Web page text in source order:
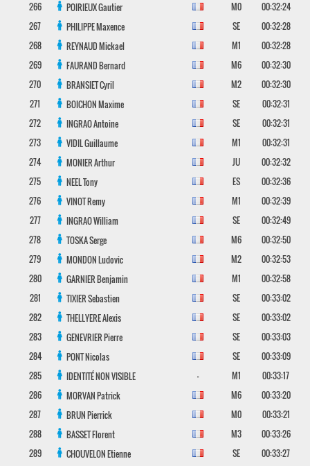
266
POIRIEUXGautier M0
00:32:24
267
PHILIPPEMaxence SE
00:32:28
268
REYNAUDMickael M1
00:32:28
269
FAURANDBernard M6
00:32:30
270
BRANSIETCyril M2
00:32:30
271
BOICHONMaxime SE
00:32:31
272
INGRAOAntoine SE
00:32:31
273
VIDILGuillaume M1
00:32:31
274
MONIERArthur JU
00:32:32
275
NEELTony ES
00:32:36
276
VINOTRemy M1
00:32:39
277
INGRAOWilliam SE
00:32:49
278
TOSKASerge M6
00:32:50
279
MONDONLudovic M2
00:32:53
280
GARNIERBenjamin M1
00:32:58
281
TIXIERSebastien SE
00:33:02
282
THELLYEREAlexis SE
00:33:02
283
GENEVRIERPierre SE
00:33:03
284
PONTNicolas SE
00:33:09
285
IDENTITÉ NON VISIBLE - M1
00:33:17
286
MORVANPatrick M6
00:33:20
287
BRUNPierrick M0
00:33:21
288
BASSETFlorent M3
00:33:26
289
CHOUVELONEtienne SE
00:33:27